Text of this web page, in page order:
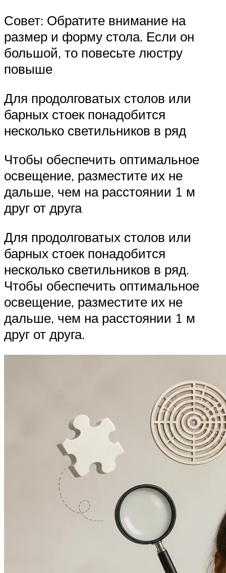
Совет: Обратите внимание на
размер и форму стола. Если он
большой, то повесьте люстру
повыше
Для продолговатых столов или
барных стоек понадобится
несколько светильников в ряд
Чтобы обеспечить оптимальное
освещение, разместите их не
дальше, чем на расстоянии 1 м
друг от друга
Для продолговатых столов или
барных стоек понадобится
несколько светильников в ряд.
Чтобы обеспечить оптимальное
освещение, разместите их не
дальше, чем на расстоянии 1 м
друг от друга.